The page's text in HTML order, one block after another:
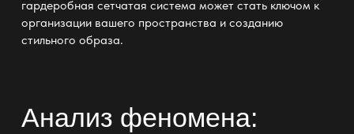
гардеробная сетчатая система может стать ключом к
организации вашего пространства и созданию
стильного образа.
Анализ феномена: